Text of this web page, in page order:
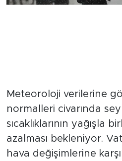
Meteoroloji verilerine
normalleri civarında
sıcaklıklarının yağışla
azalması bekleniyor.
hava değişimlerine